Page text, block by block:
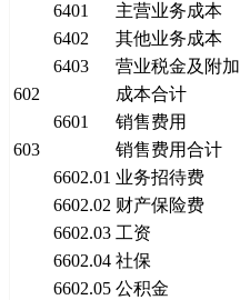
6401
主营业务成本
6402
其他业务成本
6403
营业税金及附加
602
成本合计
6601
销售费用
603
销售费用合计
6602.01 业务招待费
6602.02 财产保险费
6602.03 工资
6602.04 社保
6602.05 公积金